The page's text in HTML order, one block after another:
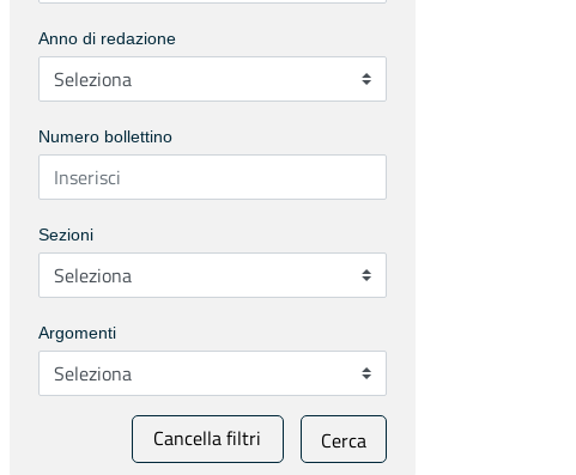
Anno di redazione
Numero bollettino
Sezioni
Argomenti
Cancella filtri Cerca